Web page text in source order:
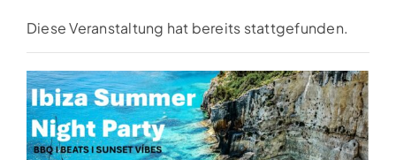
Aktuelles
Regatten
Hafen
Diese Veranstaltung hat bereits stattgefunden.